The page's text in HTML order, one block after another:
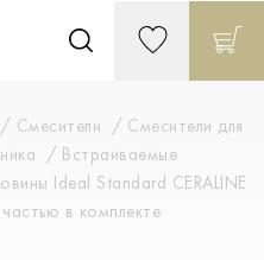
Смесители
Смесители для
Встраиваемые
Ideal Standard CERALINE
в комплекте